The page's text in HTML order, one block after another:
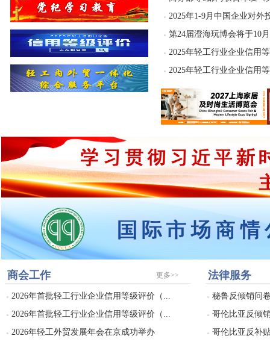
● 2025年1-9月中国企业对外
● 第24届澄海玩博会将于10
● 2025年轻工行业企业信用
● 2025年轻工行业企业信用
商会工作 更多>>
● 2026年首批轻工行业企业信用等级评价（...
● 2026年首批轻工行业企业信用等级评价（...
● 2026年轻工外贸发展年会在京成功举办
法律服务
● 秘鲁反倾销问
● 哥伦比亚反倾
● 哥伦比亚反补